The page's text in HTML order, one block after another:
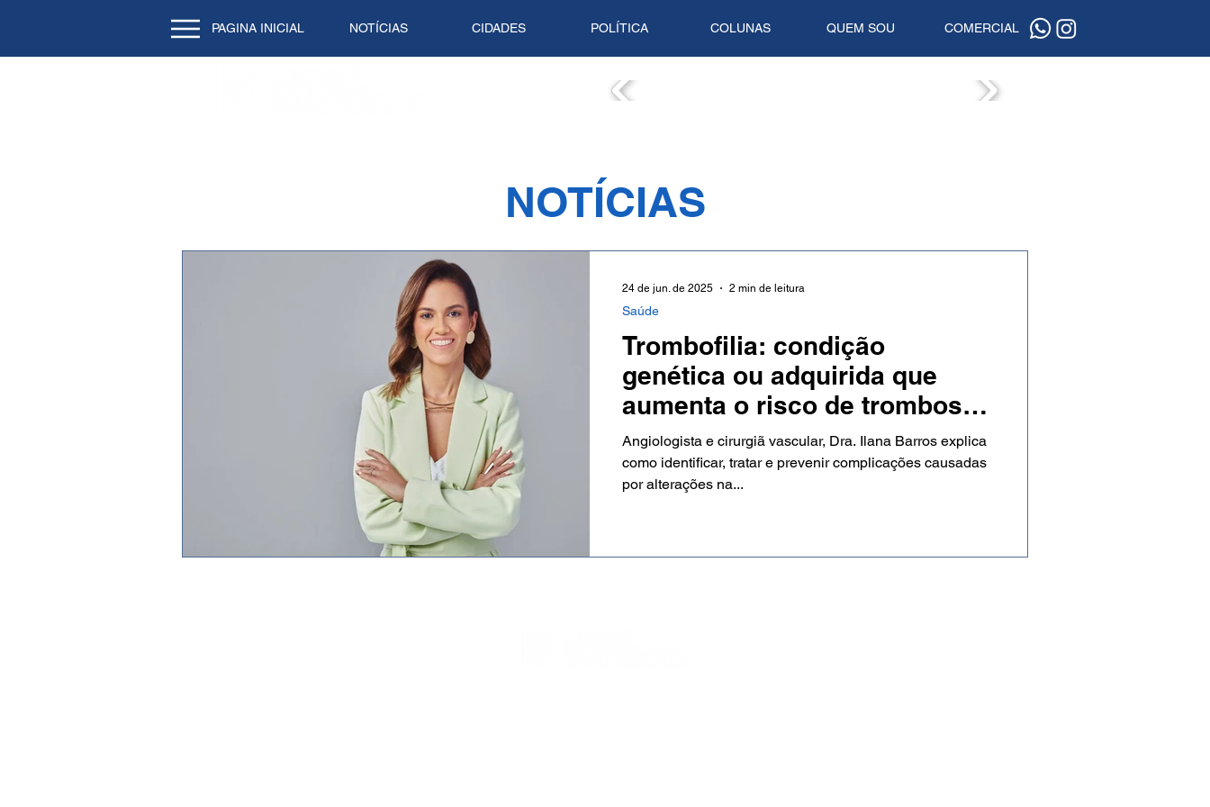
PAGINA INICIAL NOTÍCIAS CIDADES POLÍTICA COLUNAS QUEM SOU COMERCIAL
Trombofilia: condição
genética ou adquirida que
aumenta o risco de trombose
exige diagnóstico precoce
Angiologista e cirurgiã vascular, Dra. Ilana Barros explica
como identificar, tratar e prevenir complicações causadas
por alterações na...
Saúde
24 de jun. de 2025 2 min de leitura
NOTÍCIAS